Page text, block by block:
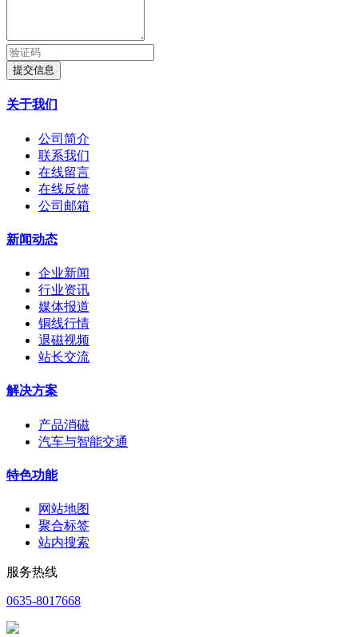
提交信息
关于我们
公司简介
联系我们
在线留言
在线反馈
公司邮箱
新闻动态
企业新闻
行业资讯
媒体报道
铜线行情
退磁视频
站长交流
解决方案
产品消磁
汽车与智能交通
特色功能
网站地图
聚合标签
站内搜索
服务热线
0635-8017668